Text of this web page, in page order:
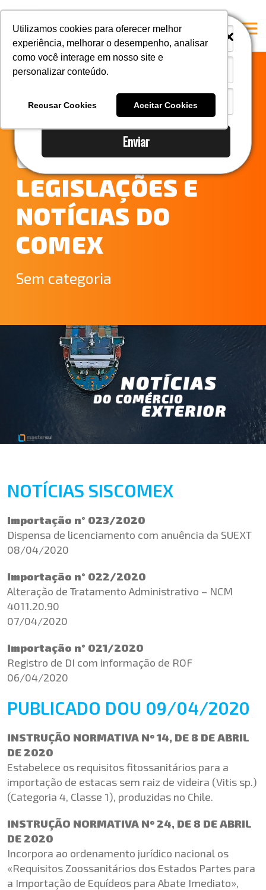
Enviar
Utilizamos cookies para oferecer melhor
experiência, melhorar o desempenho, analisar
como você interage em nosso site e
personalizar conteúdo.
Recusar Cookies Aceitar Cookies
i
i
A Mastersul
Responsabilidade social
Blog
E-books
NOTÍCIAS DO
COMÉRCIO
EXTERIOR –
LEGISLAÇÕES E
NOTÍCIAS DO
COMEX
Sem categoria
NOTÍCIAS SISCOMEX
Importação n° 023/2020
Dispensa de licenciamento com anuência da SUEXT
08/04/2020
Importação n° 022/2020
Alteração de Tratamento Administrativo – NCM
4011.20.90
07/04/2020
Importação n° 021/2020
Registro de DI com informação de ROF
06/04/2020
PUBLICADO DOU 09/04/2020
INSTRUÇÃO NORMATIVA Nº 14, DE 8 DE ABRIL
DE 2020
Estabelece os requisitos fitossanitários para a
importação de estacas sem raiz de videira (Vitis sp.)
(Categoria 4, Classe 1), produzidas no Chile.
INSTRUÇÃO NORMATIVA Nº 24, DE 8 DE ABRIL
DE 2020
Incorpora ao ordenamento jurídico nacional os
«Requisitos Zoossanitários dos Estados Partes para
a Importação de Equídeos para Abate Imediato»,